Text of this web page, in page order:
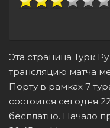
Эта страница Турк
трансляцию матча
Порту в рамках 7
состоится сегодня
бесплатно. Начало